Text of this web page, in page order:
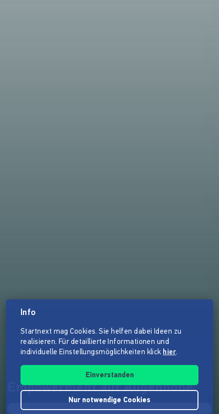
Empowerment auf Augenhöhe
Info
Startnext mag Cookies. Sie helfen dabei Ideen zu
realisieren. Für detaillierte Informationen und
individuelle Einstellungsmöglichkeiten klick hier.
Einverstanden
Nur notwendige Cookies